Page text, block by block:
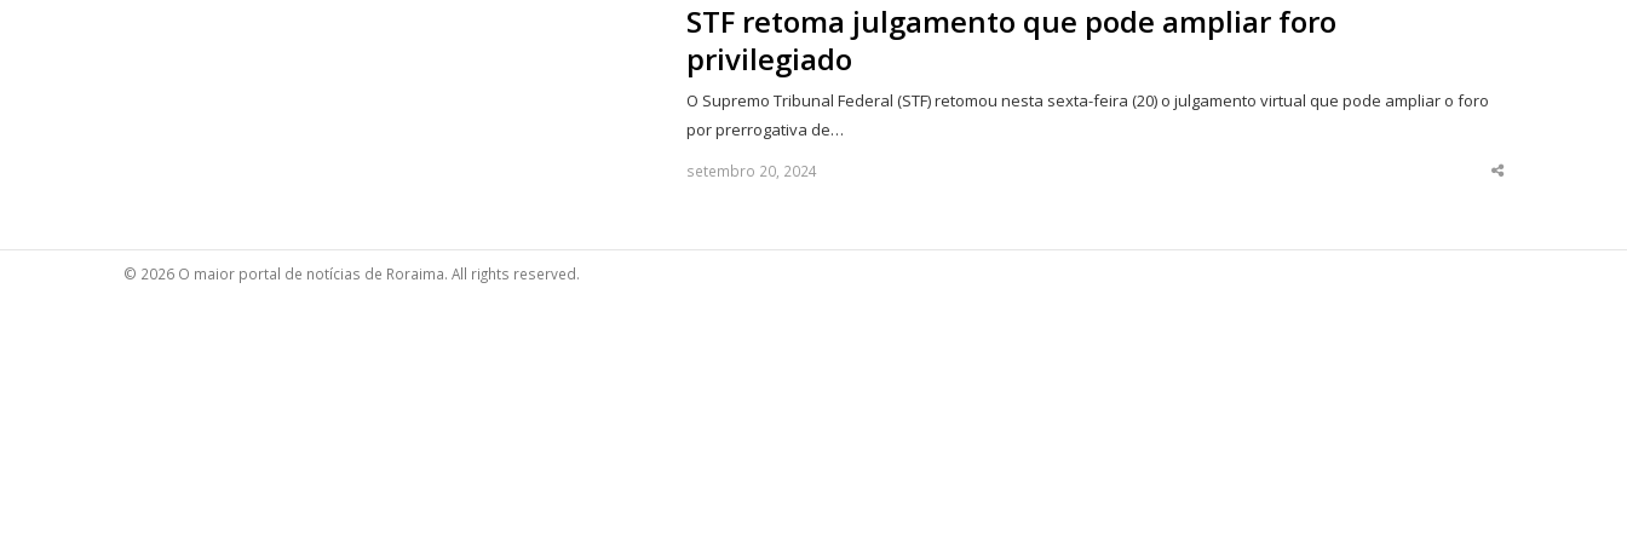
STF retoma julgamento que pode ampliar foro
privilegiado
O Supremo Tribunal Federal (STF) retomou nesta sexta-feira (20) o julgamento virtual que pode ampliar o foro
por prerrogativa de…
setembro 20, 2024
Share
© 2026 O maior portal de notícias de Roraima. All rights reserved.